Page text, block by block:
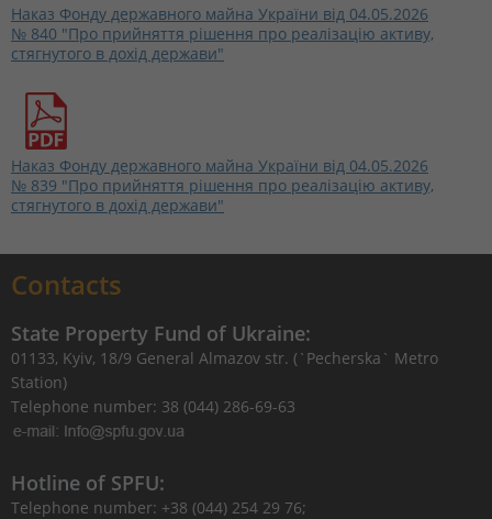
Наказ Фонду державного майна України від 04.05.2026
№ 840 "Про прийняття рішення про реалізацію активу,
стягнутого в дохід держави"
Наказ Фонду державного майна України від 04.05.2026
№ 839 "Про прийняття рішення про реалізацію активу,
стягнутого в дохід держави"
Contacts
State Property Fund of Ukraine:
01133, Kyiv, 18/9 General Almazov str. (`Pecherska` Metro
Station)
Telephone number: 38 (044) 286-69-63
Hotline of SPFU:
Telephone number: +38 (044) 254 29 76;